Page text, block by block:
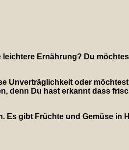
Ernährung? Du
Unverträglichkeit oder
denn Du hast erkannt dass
Es gibt Früchte und Gemüse in